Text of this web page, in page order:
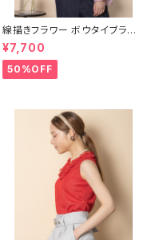
線描きフラワー ボウタイブラウ
ス【5664004】
¥7,700
50%OFF